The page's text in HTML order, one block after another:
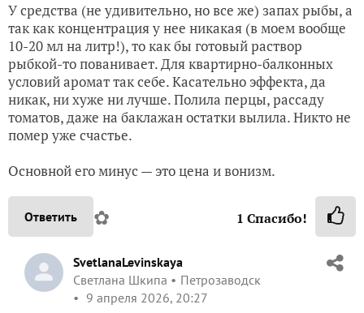
У средства (не удивительно, но все же) запах рыбы, а
так как концентрация у нее никакая (в моем вообще
10-20 мл на литр!), то как бы готовый раствор
рыбкой-то пованивает. Для квартирно-балконных
условий аромат так себе. Касательно эффекта, да
никак, ни хуже ни лучше. Полила перцы, рассаду
томатов, даже на баклажан остатки вылила. Никто не
помер уже счастье.
Основной его минус — это цена и вонизм.
Ответить ✿ 1 Спасибо!
SvetlanaLevinskaya
Светлана Шкипа
Петрозаводск
9 апреля 2026, 20:27